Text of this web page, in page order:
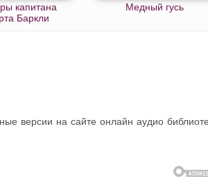
капитана
Баркли
Медный гусь
версии на сайте онлайн аудио